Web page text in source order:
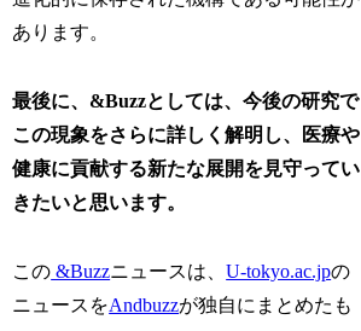
あります。
最後に、&Buzzとしては、今後の研究で
この現象をさらに詳しく解明し、医療や
健康に貢献する新たな展開を見守ってい
きたいと思います。
この &Buzzニュースは、U-tokyo.ac.jpの
ニュースをAndbuzzが独自にまとめたも